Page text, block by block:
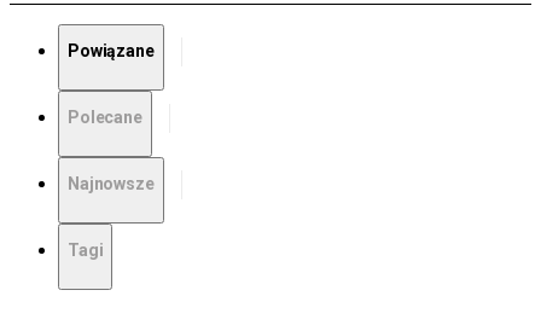
Powiązane
Polecane
Najnowsze
Tagi